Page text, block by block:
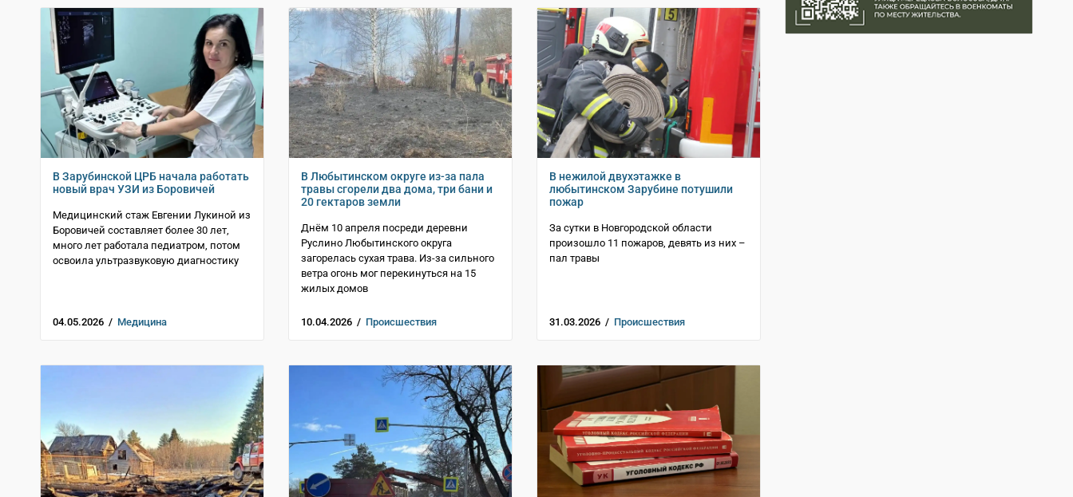
В Зарубинской ЦРБ начала работать
новый врач УЗИ из Боровичей
Медицинский стаж Евгении Лукиной из
Боровичей составляет более 30 лет,
много лет работала педиатром, потом
освоила ультразвуковую диагностику
04.05.2026 / Медицина
В Любытинском округе из-за пала
травы сгорели два дома, три бани и
20 гектаров земли
Днём 10 апреля посреди деревни
Руслино Любытинского округа
загорелась сухая трава. Из-за сильного
ветра огонь мог перекинуться на 15
жилых домов
10.04.2026 / Происшествия
В нежилой двухэтажке в
любытинском Зарубине потушили
пожар
За сутки в Новгородской области
произошло 11 пожаров, девять из них –
пал травы
31.03.2026 / Происшествия